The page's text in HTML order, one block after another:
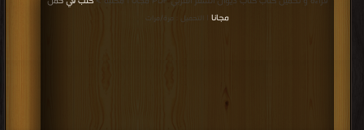
مجانا | التحميل : مرة/مرات